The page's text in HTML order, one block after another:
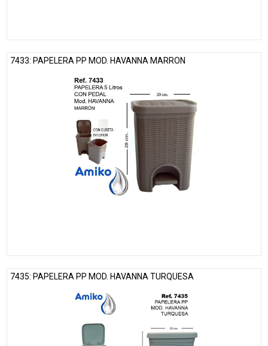
7433: PAPELERA PP MOD. HAVANNA MARRON
7435: PAPELERA PP MOD. HAVANNA TURQUESA